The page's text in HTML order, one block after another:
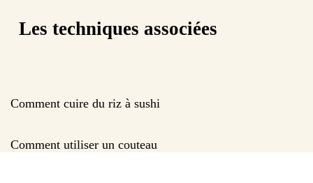
Les techniques associées
Comment cuire du riz à sushi
Comment utiliser un couteau